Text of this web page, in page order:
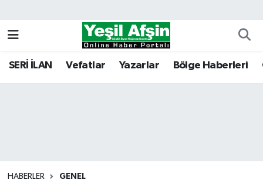
SERİ İLAN Vefatlar Yazarlar Bölge Haberleri
HABERLER GENEL
Kahramanmaraş Nöbetçi Eczaneler